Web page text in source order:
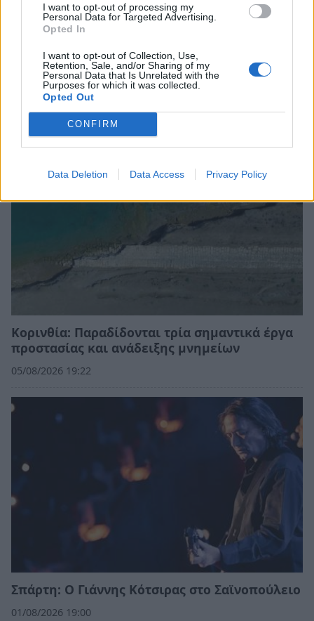
I want to opt-out of processing my
Personal Data for Targeted Advertising.
Opted In
I want to opt-out of Collection, Use,
Retention, Sale, and/or Sharing of my
Personal Data that Is Unrelated with the
Purposes for which it was collected.
Opted Out
CONFIRM
Data Deletion Data Access Privacy Policy
Δυτική Μάνη: Συνεχίζονται οι
προφεστιβαλικές δράσεις του 3ου Kardamili
Art Doc Festival
05/08/2026 20:32
Κορινθία: Παραδίδονται τρία σημαντικά έργα
προστασίας και ανάδειξης μνημείων
05/08/2026 19:22
Σπάρτη: Ο Γιάννης Κότσιρας στο Σαϊνοπούλειο
01/08/2026 19:00